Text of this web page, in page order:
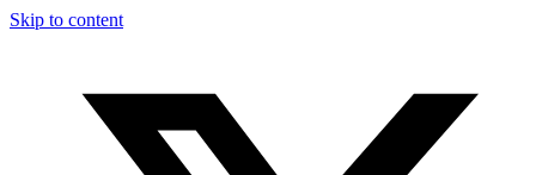
Skip to content